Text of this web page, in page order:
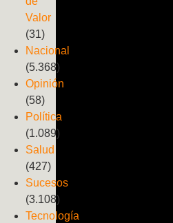
Valor
(31)
Nacional
(5.368)
Opinión
(58)
Política
(1.089)
Salud
(427)
Sucesos
(3.108)
Tecnología